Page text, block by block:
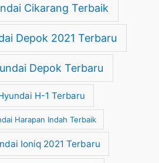
Cikarang Terbaik
Depok 2021 Terbaru
Depok Terbaru
H-1 Terbaru
Harapan Indah Terbaik
Ioniq 2021 Terbaru